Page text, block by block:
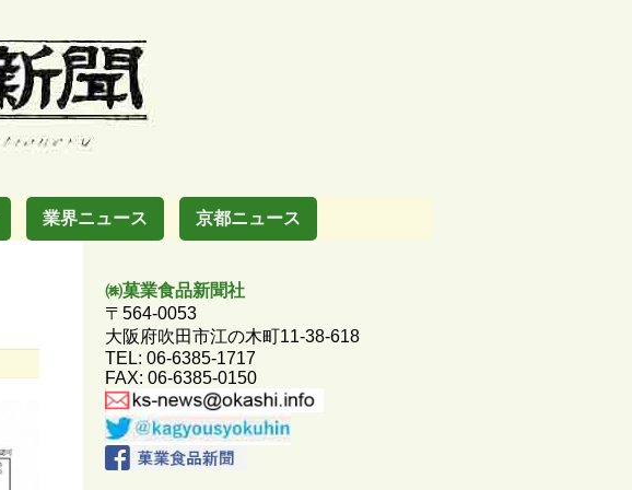
業界ニュース 京都ニュース
㈱菓業食品新聞社
〒564-0053
大阪府吹田市江の木町11-38-618
TEL: 06-6385-1717
FAX: 06-6385-0150